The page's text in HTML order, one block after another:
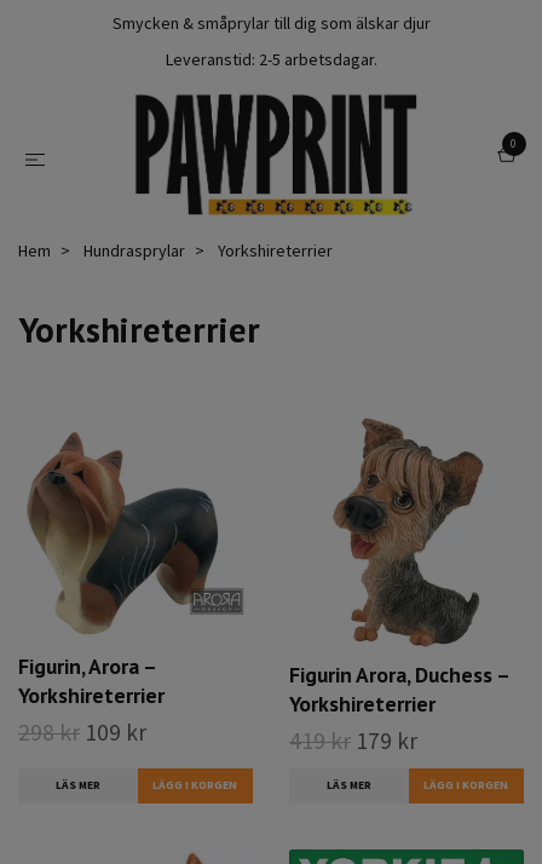
Smycken & småprylar till dig som älskar djur
Leveranstid: 2-5 arbetsdagar.
0
Hem Hundrasprylar Yorkshireterrier
Yorkshireterrier
Figurin, Arora –
Yorkshireterrier
298 kr 109 kr
LÄS MER
Figurin Arora, Duchess –
Yorkshireterrier
419 kr 179 kr
LÄS MER